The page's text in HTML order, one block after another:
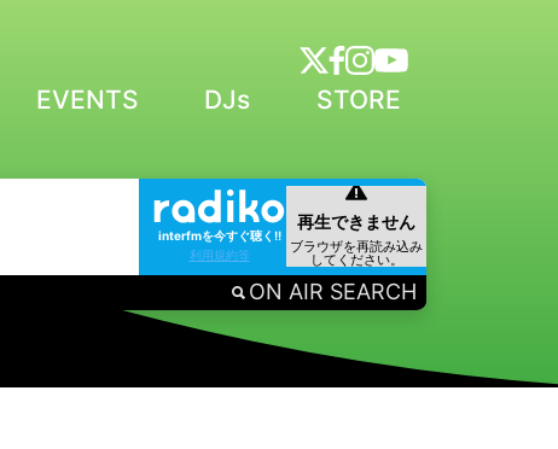
EVENTS DJs STORE
interfmを今すぐ聴く!!
利用規約等
ON AIR SEARCH